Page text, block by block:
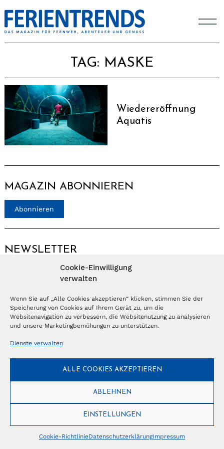
Cookie-Einwilligung
verwalten
Wenn Sie auf „Alle Cookies akzeptieren“ klicken, stimmen Sie der
Speicherung von Cookies auf Ihrem Gerät zu, um die
Websitenavigation zu verbessern, die Websitenutzung zu analysieren
und unsere Marketingbemühungen zu unterstützen.
Dienste verwalten
ALLE COOKIES AKZEPTIEREN
ABLEHNEN
EINSTELLUNGEN
Cookie-RichtlinieDatenschutzerklärungImpressum
TAG: MASKE
Wiedereröffnung
Aquatis
MAGAZIN ABONNIEREN
Abonnieren
NEWSLETTER
© Copyright 2026 – Ferientrends // info@tlvg.ch// +41 31 300 30 85 //
Tourismus Lifestyle Verlag GmbH // Frohbergweg 1 - CH-3012 Bern //
Datenschutzerklärung//Impressum